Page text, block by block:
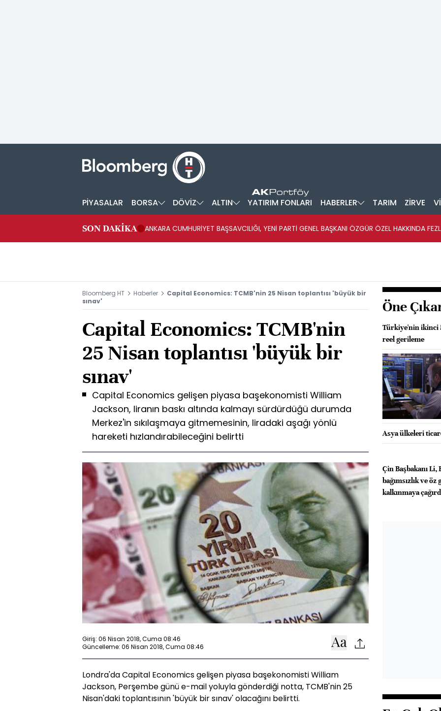
PİYASALAR BORSA DÖVİZ ALTIN YATIRIM FONLARI HABERLER TARIM ZİRVE
SON DAKİKA
ANKARA CUMHURİYET BAŞSAVCILIĞI, YENİ PARTİ GENEL BAŞKANI ÖZGÜR ÖZEL HAKKINDA
Bloomberg HT Haberler
Capital Economics: TCMB'nin 25 Nisan toplantısı 'büyük bir
sınav'
Capital Economics: TCMB'nin
25 Nisan toplantısı 'büyük bir
sınav'
Capital Economics gelişen piyasa başekonomisti William
Jackson, liranın baskı altında kalmayı sürdürdüğü durumda
Merkez'in sıkılaşmaya gitmemesinin, liradaki aşağı yönlü
hareketi hızlandırabileceğini belirtti
Giriş: 06 Nisan 2018, Cuma 08:46
Güncelleme: 06 Nisan 2018, Cuma 08:46
Londra'da Capital Economics gelişen piyasa başekonomisti William
Jackson, Perşembe günü e-mail yoluyla gönderdiği notta, TCMB'nin 25
Nisan'daki toplantısının 'büyük bir sınav' olacağını belirtti.
Öne
Türkiye'nin ikinci
reel gerileme
Asya ülkeleri
Çin Başbakanı
bağımsızlık ve
kalkınmaya